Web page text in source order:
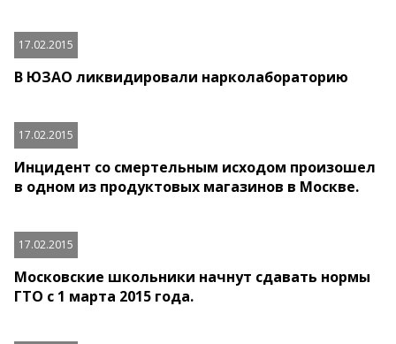
17.02.2015
В ЮЗАО ликвидировали нарколабораторию
17.02.2015
Инцидент со смертельным исходом произошел
в одном из продуктовых магазинов в Москве.
17.02.2015
Московские школьники начнут сдавать нормы
ГТО с 1 марта 2015 года.